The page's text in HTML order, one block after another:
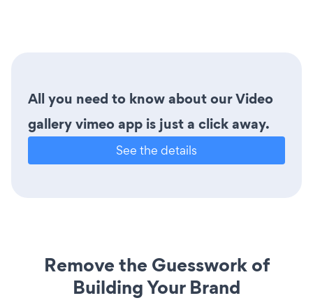
All you need to know about our Video
gallery vimeo app is just a click away.
See the details
Remove the Guesswork of
Building Your Brand